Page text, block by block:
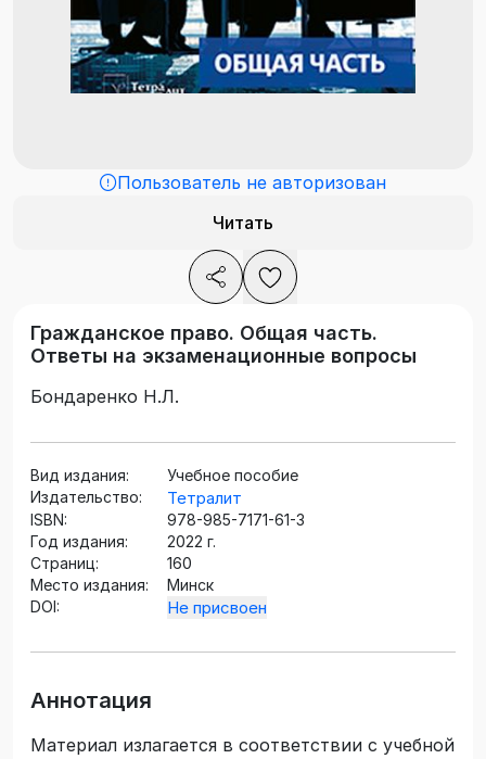
Пользователь не авторизован
Читать
Гражданское право. Общая часть.
Ответы на экзаменационные вопросы
Бондаренко Н.Л.
Вид издания:
Учебное пособие
Издательство:
Тетралит
ISBN:
978-985-7171-61-3
Год издания:
2022 г.
Страниц:
160
Место издания:
Минск
DOI:
Не присвоен
Аннотация
Материал излагается в соответствии с учебной